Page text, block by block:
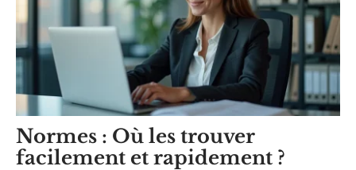
Normes : Où les trouver
facilement et rapidement ?